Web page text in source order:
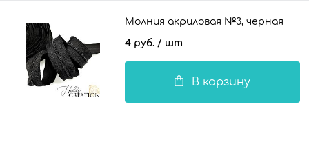
Молния акриловая №3, черная
4 руб. / шт
В корзину